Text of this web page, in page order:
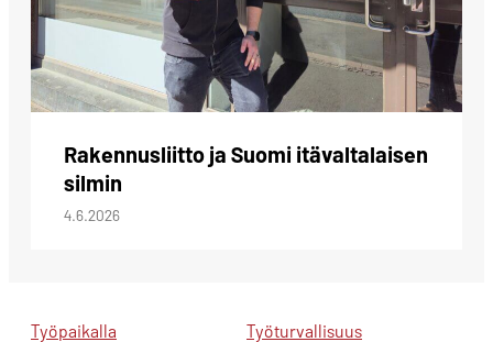
Rakennusliitto ja Suomi itävaltalaisen
silmin
4.6.2026
Työpaikalla
Työturvallisuus